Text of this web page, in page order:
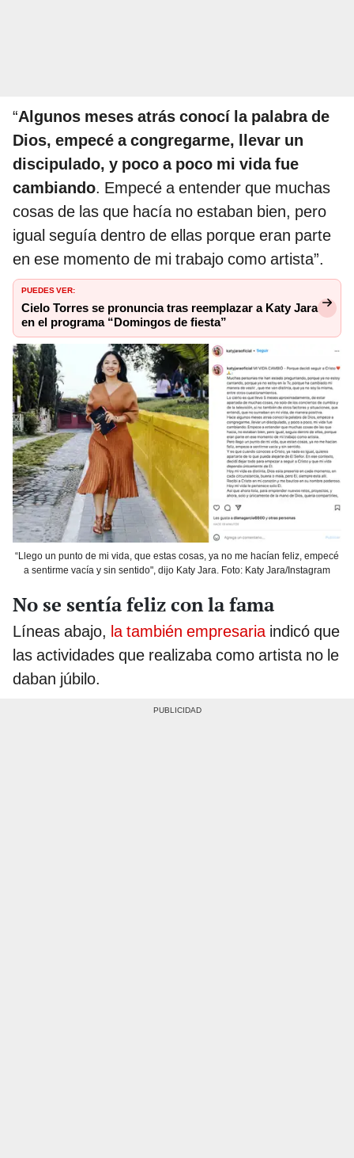
“Algunos meses atrás conocí la palabra de
Dios, empecé a congregarme, llevar un
discipulado, y poco a poco mi vida fue
cambiando. Empecé a entender que muchas
cosas de las que hacía no estaban bien, pero
igual seguía dentro de ellas porque eran parte
en ese momento de mi trabajo como artista”.
PUEDES VER:
Cielo Torres se pronuncia tras reemplazar a Katy Jara
en el programa “Domingos de fiesta”
“Llego un punto de mi vida, que estas cosas, ya no me hacían feliz, empecé
a sentirme vacía y sin sentido", dijo Katy Jara. Foto: Katy Jara/Instagram
No se sentía feliz con la fama
Líneas abajo, la también empresariaindicó que
las actividades que realizaba como artista no le
daban júbilo.